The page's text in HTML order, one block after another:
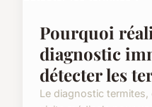
Pourquoi
diagnostic
détecter les
Le diagnostic